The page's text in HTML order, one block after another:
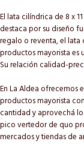
El lata cilíndrica de 8 x
destaca por su diseño
regalo o reventa, el
productos mayorista es
Su relación calidad-
En La Aldea ofrecemos
productos mayorista
cantidad y aprovechá
pico vertedor de quo
mercados y tiendas de